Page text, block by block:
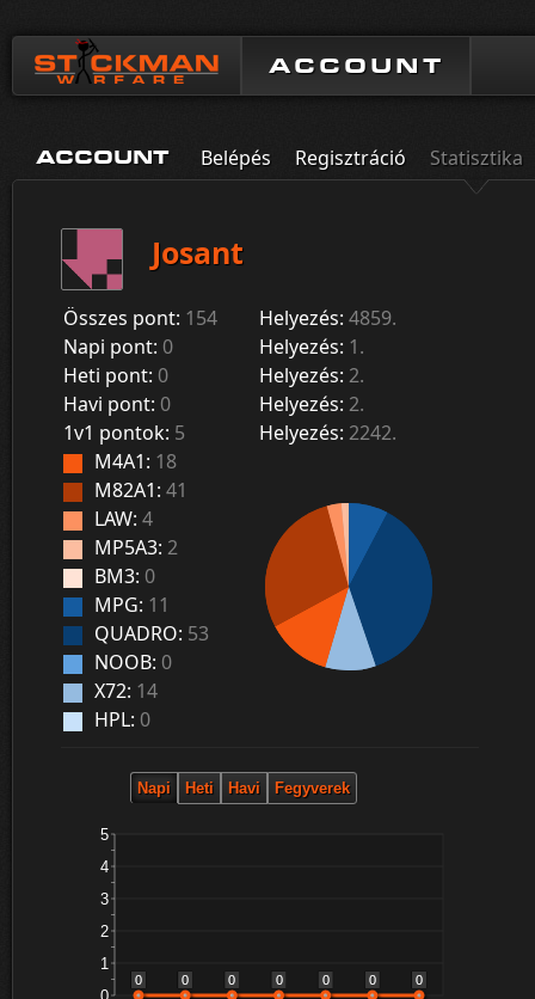
ACCOUNT
ACCOUNT Belépés Regisztráció Statisztika
Josant
Összes pont: 154 Helyezés: 4859.
Napi pont: 0 Helyezés: 1.
Heti pont: 0 Helyezés: 2.
Havi pont: 0 Helyezés: 2.
1v1 pontok: 5 Helyezés: 2242.
M4A1: 18
M82A1: 41
LAW: 4
MP5A3: 2
BM3: 0
MPG: 11
QUADRO: 53
NOOB: 0
X72: 14
HPL: 0